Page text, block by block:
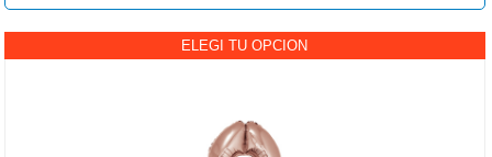
ELEGI TU OPCION